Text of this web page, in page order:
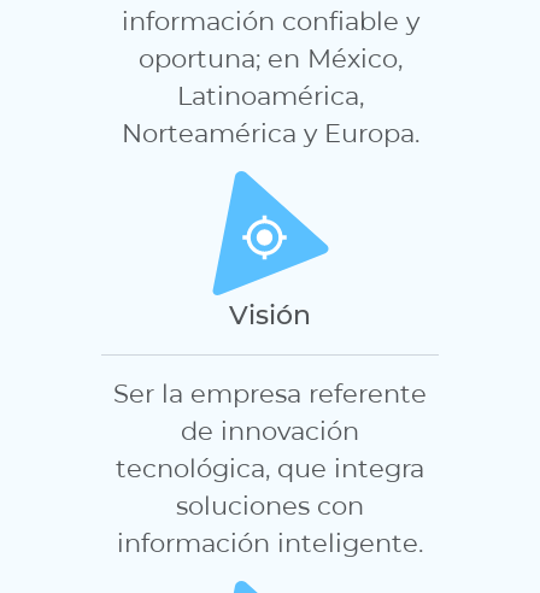
información confiable y
oportuna; en México,
Latinoamérica,
Norteamérica y Europa.
Visión
Ser la empresa referente
de innovación
tecnológica, que integra
soluciones con
información inteligente.